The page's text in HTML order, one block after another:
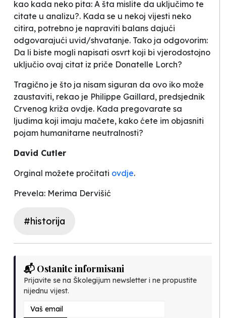
kao kada neko pita: A šta mislite da uključimo te
citate u analizu?. Kada se u nekoj vijesti neko
citira, potrebno je napraviti balans dajući
odgovarajući uvid/shvatanje. Tako ja odgovorim:
Da li biste mogli napisati osvrt koji bi vjerodostojno
uključio ovaj citat iz priče Donatelle Lorch?
Tragično je što ja nisam siguran da ovo iko može
zaustaviti, rekao je Philippe Gaillard, predsjednik
Crvenog križa ovdje. Kada pregovarate sa
ljudima koji imaju mačete, kako ćete im objasniti
pojam humanitarne neutralnosti?
David Cutler
Orginal možete pročitati ovdje.
Prevela: Merima Dervišić
#historija
📬 Ostanite informisani
Prijavite se na Školegijum newsletter i ne propustite
nijednu vijest.